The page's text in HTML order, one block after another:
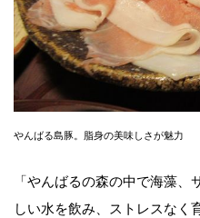
やんばる島豚。脂身の美味しさが魅力
「やんばるの森の中で海藻
しい水を飲み、ストレスなく